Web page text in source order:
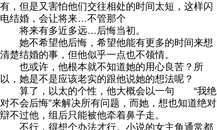
有，但是又害怕他们交往相处的时间太短，这样闪
电结婚，会让将来…不管那个
将来有多近多远…后悔当初。
她不希望他后悔，希望他能有更多的时间来想
清楚结婚的事，但他似乎一点也不领情。
也或许，他根本就不知道她的用心良苦？所
以，她是不是应该老实的跟他说她的想法呢？
算了，以太的个性，他大概会以一句 “我绝
对不会后悔”来解决所有问题，而她，想也知道绝对
辯不过他，组后只能被他牵着鼻子走。
不行，得想个办法才行。小说的女主角通常都